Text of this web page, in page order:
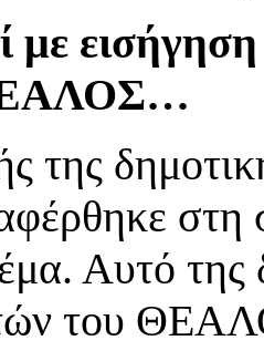
με
της
στη
Αυτό της
του